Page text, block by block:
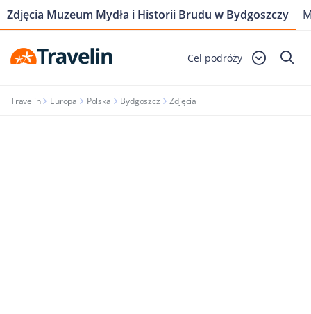
Cel podróży
Travelin Europa Polska Bydgoszcz Zdjęcia
Zdjęcia Muzeum Mydła i Historii Brudu w Bydgoszczy